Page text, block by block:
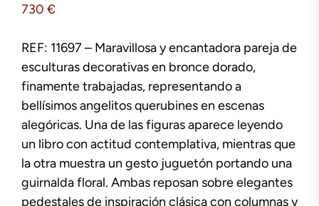
730 €
REF: 11697 – Maravillosa y encantadora pareja de
esculturas decorativas en bronce dorado,
finamente trabajadas, representando a
bellísimos angelitos querubines en escenas
alegóricas. Una de las figuras aparece leyendo
un libro con actitud contemplativa, mientras que
la otra muestra un gesto juguetón portando una
guirnalda floral. Ambas reposan sobre elegantes
pedestales de inspiración clásica con columnas y